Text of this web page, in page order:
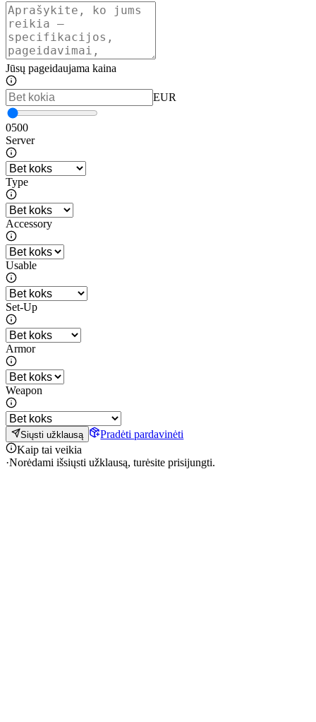
Jūsų pageidaujama kaina
EUR
0500
Server
Type
Accessory
Usable
Set-Up
Armor
Weapon
Siųsti užklausą
Pradėti pardavinėti
Kaip tai veikia
·Norėdami išsiųsti užklausą, turėsite prisijungti.